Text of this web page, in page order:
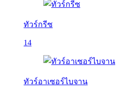
ทัวร์กรีซ
14
ทัวร์อาเซอร์ไบจาน